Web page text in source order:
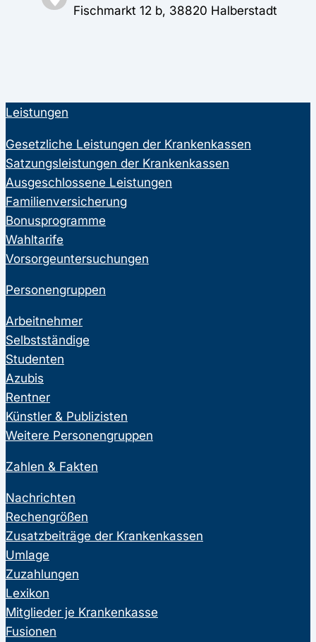
Fischmarkt 12 b, 38820 Halberstadt
Leistungen
Gesetzliche Leistungen der Krankenkassen
Satzungsleistungen der Krankenkassen
Ausgeschlossene Leistungen
Familienversicherung
Bonusprogramme
Wahltarife
Vorsorgeuntersuchungen
Personengruppen
Arbeitnehmer
Selbstständige
Studenten
Azubis
Rentner
Künstler & Publizisten
Weitere Personengruppen
Zahlen & Fakten
Nachrichten
Rechengrößen
Zusatzbeiträge der Krankenkassen
Umlage
Zuzahlungen
Lexikon
Mitglieder je Krankenkasse
Fusionen